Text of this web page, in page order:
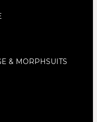
& MORPHSUITS